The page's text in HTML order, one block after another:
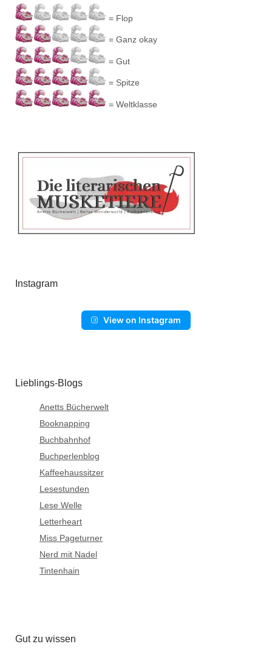
= Flop
= Ganz okay
= Gut
= Spitze
= Weltklasse
Instagram
View on Instagram
Lieblings-Blogs
Anetts Bücherwelt
Booknapping
Buchbahnhof
Buchperlenblog
Kaffeehaussitzer
Lesestunden
Lese Welle
Letterheart
Miss Pageturner
Nerd mit Nadel
Tintenhain
Gut zu wissen